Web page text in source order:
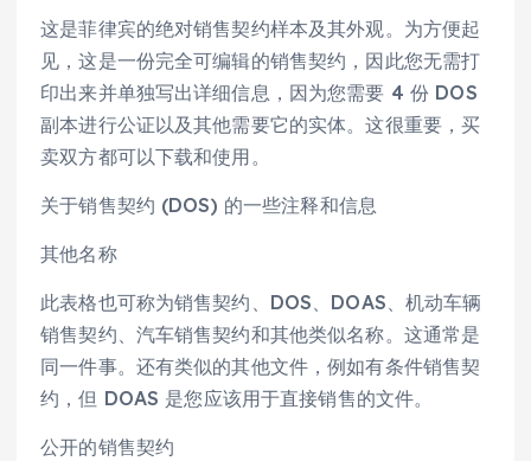
这是菲律宾的绝对销售契约样本及其外观。为方便起
见，这是一份完全可编辑的销售契约，因此您无需打
印出来并单独写出详细信息，因为您需要 4 份 DOS
副本进行公证以及其他需要它的实体。这很重要，买
卖双方都可以下载和使用。
关于销售契约 (DOS) 的一些注释和信息
其他名称
此表格也可称为销售契约、DOS、DOAS、机动车辆
销售契约、汽车销售契约和其他类似名称。这通常是
同一件事。还有类似的其他文件，例如有条件销售契
约，但 DOAS 是您应该用于直接销售的文件。
公开的销售契约